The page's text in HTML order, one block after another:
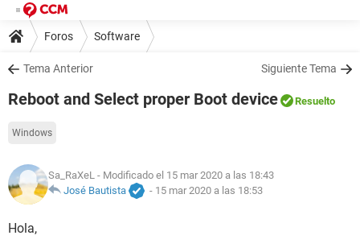
Foros Software
Tema Anterior Siguiente Tema
Reboot and Select proper Boot device Resuelto
Windows
Sa_RaXeL - Modificado el 15 mar 2020 a las 18:43
José Bautista
- 15 mar 2020 a las 18:53
Hola,